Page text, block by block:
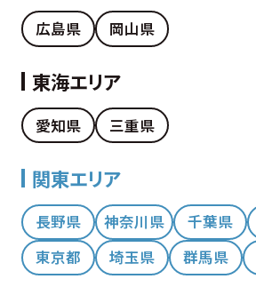
広島県 岡山県
東海エリア
愛知県 三重県
関東エリア
長野県 神奈川県 千葉県
東京都
埼玉県 群馬県